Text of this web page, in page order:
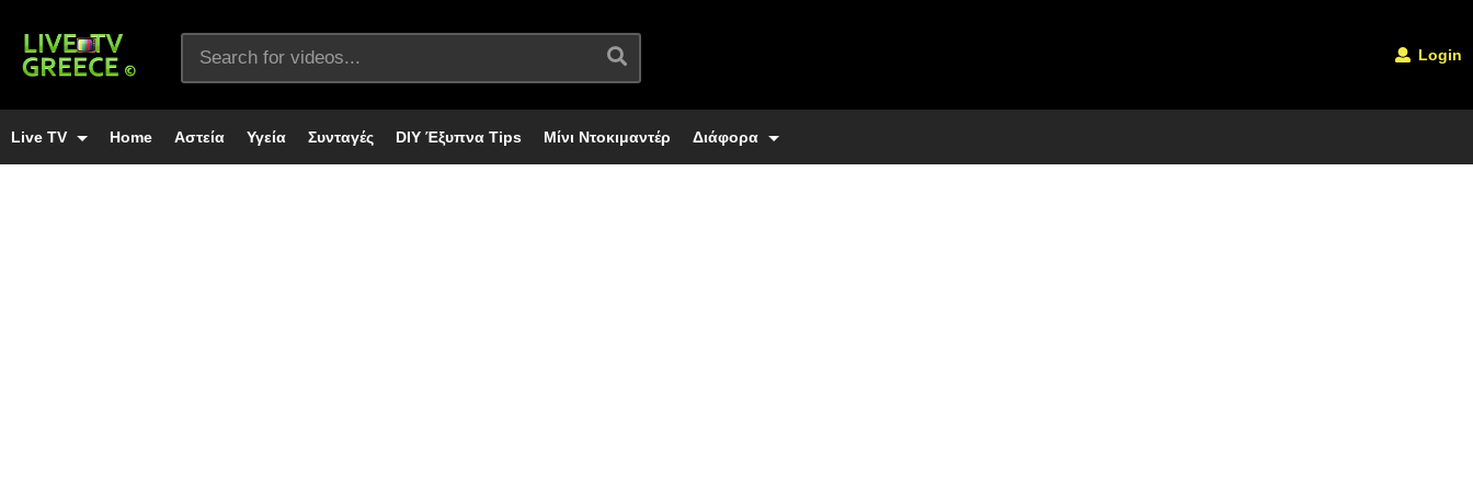
Login
Live TV Home Αστεία Υγεία Συνταγές DIY Έξυπνα Tips Μίνι Ντοκιμαντέρ Διάφορα